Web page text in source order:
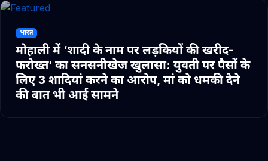
भारत
मोहाली में ‘शादी के नाम पर लड़कियों की खरीद-
फरोख्त’ का सनसनीखेज खुलासा: युवती पर पैसों के
लिए 3 शादियां करने का आरोप, मां को धमकी देने
की बात भी आई सामने